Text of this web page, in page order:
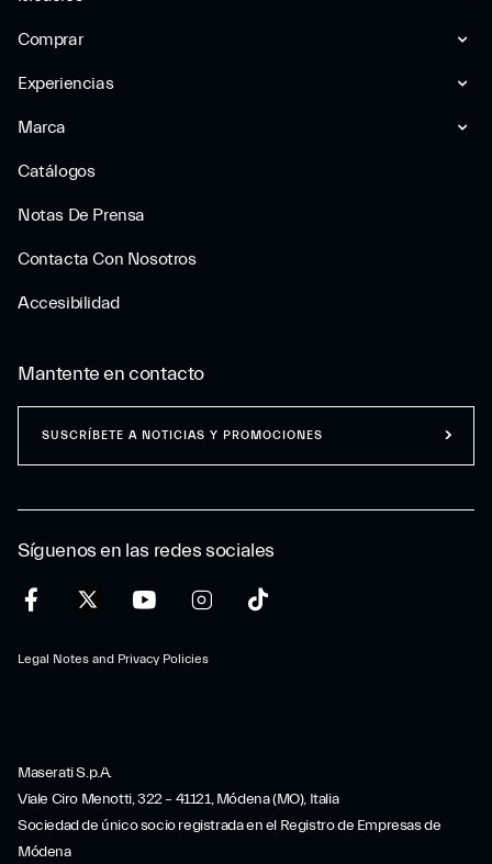
Comprar
Experiencias
Marca
Catálogos
Notas De Prensa
Contacta Con Nosotros
Accesibilidad
Síguenos en las redes sociales
Legal Notes and Privacy Policies
Mantente en contacto
SUSCRÍBETE A NOTICIAS Y PROMOCIONES
Maserati S.p.A.
Viale Ciro Menotti, 322 – 41121, Módena (MO), Italia
Sociedad de único socio registrada en el Registro de Empresas de
Módena